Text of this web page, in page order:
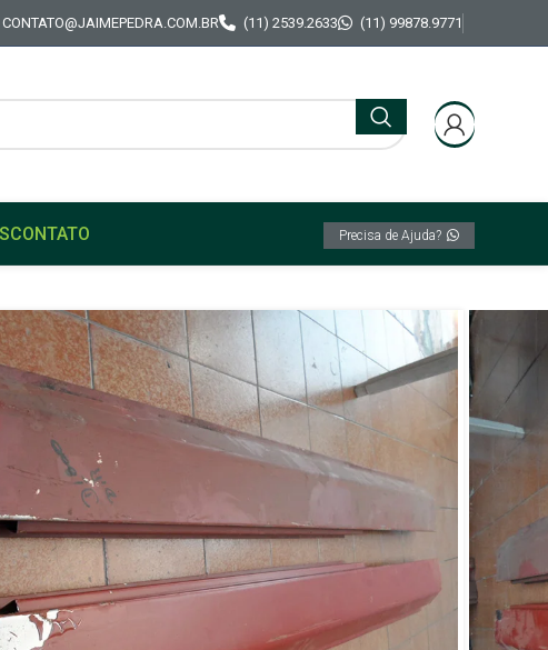
CONTATO@JAIMEPEDRA.COM.BR (11) 2539.2633 (11) 99878.9771
CONTATO Precisa de Ajuda?
externa Orig Dodge Doginho Polara 1800 todos
lateral externa
Doginho Polara 1800